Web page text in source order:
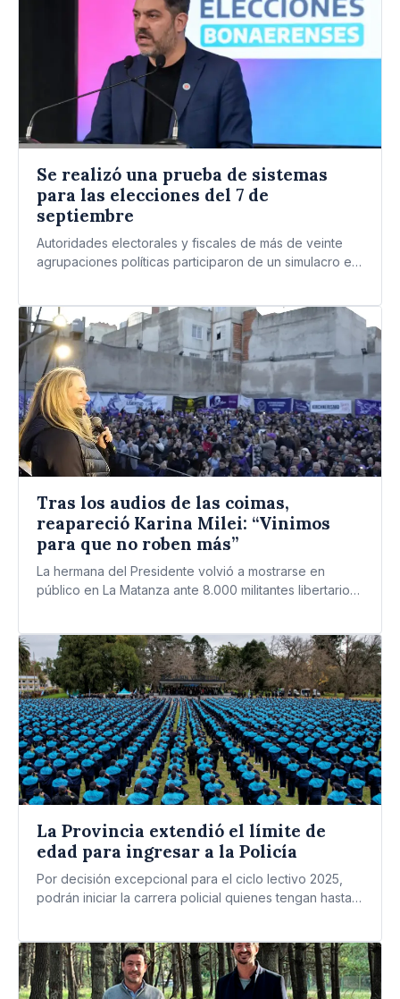
Se realizó una prueba de sistemas
para las elecciones del 7 de
septiembre
Autoridades electorales y fiscales de más de veinte
agrupaciones políticas participaron de un simulacro en
Tras los audios de las coimas,
reapareció Karina Milei: “Vinimos
para que no roben más”
La hermana del Presidente volvió a mostrarse en
público en La Matanza ante 8.000 militantes libertarios,
La Provincia extendió el límite de
edad para ingresar a la Policía
Por decisión excepcional para el ciclo lectivo 2025,
podrán iniciar la carrera policial quienes tengan hasta